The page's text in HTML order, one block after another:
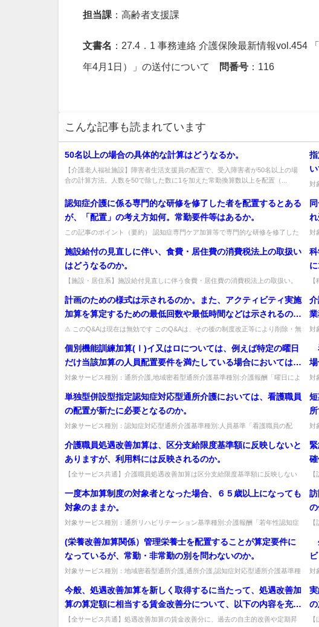
担当課 ：高齢者支援課
文書名 ：27.4．1 事務連絡 介護保険最新情報vol.454
年4月1日）」の送付について 問番号 ：116
こんな記事も読まれています
50名以上の場合の具体的な計算はどうなるか。
【介護老人福祉施設】障害者生活支援員の配置で、受入障害者が50名以上の場
合の計算方法。人数を50で除した数に1を加えた常勤換算数以上を配置（...
対
認知症介護に係る専門的な研修を修了した者を配置するとある
が、「配置」の考え方如何。常勤要件等はあるか。
この記事のポイント（要約） 認知症専門ケア加算等で専門的な研修を修了した
対
施設給付の見直しに伴い、食費・居住費の消費税法上の取扱い
はどうなるのか。
【施設・居住系】施設給付見直しに伴う食費・居住費の消費税法上の取扱い。
計画のための様式は示されるのか。また、アクティビティ実施
加算を算定するための最低回数や最低時間などは示されるの
か。
⚠ このQ&Aは現在は無効です このQ&Aは、その後の制度改正等により削除・無
業
対
個別機能訓練加算(Ⅰ)イ又はロについては、例えば特定の曜日
だけ当該加算の人員配置要件を満たしている場合においては、
その曜日において理学療法士等から直接訓練の提供を受けた利
用者のみが当該加算の算定対象となることとしているが、曜日
によって個別機能訓練加算(Ⅰ)イとロのいずれを算定するかが
異なる事業所にあっては、「指定居宅サービスに要する費用の
額の算定に関する基準、指定居宅介護支援に要する費用の額の
算定に関する基準、指定施設サービス等に要する費用の額の算
定に関する基準、指定介護予防サービスに要する費用の額の算
定に関する基準、指定介護予防支援に要する費用の額の算定に
関する基準、指定地域密着型サービスに要する費用の額の算定
に関する基準及び指定地域密着型介護予防サービスに要する費
月８日老企第41号）に定める「介護給付費算定に係る体制等状
況一覧表（居宅サービス・施設サービス・居宅介護支援）」等
はどのように記載させればよいか。
対象サービス種別：通所介護,地域密着型通所介護基準種別:介護報酬「曜日によ
対
単独型併設型指定認知症対応型通所介護においては、看護職員
の配置が新たに必要となるのか。
対象サービス種別：認知症対応型通所介護基準種別:人員基準「看護職員の配
対
介護職員処遇改善加算は、区分支給限度基準額に反映しないと
ありますが、利用料には反映されるのか。
【全サービス共通】介護職員処遇改善加算は区分支給限度基準額に反映しない
一度本加算制度の対象者となった場合、６５歳以上になっても
対象のままか。
対象サービス種別：通所リハビリテーション基準種別:介護報酬「若年性認知症
(栄養改善加算関係）管理栄養士を配置することが算定要件に
なっているが、常勤・非常勤の別を問わないのか。
対象サービス種別：地域密着型通所介護,通所介護,認知症対応型通所介護基準種
対
今般、処遇改善加算を新しく取得するに当たって、処遇改善加
算の算定額に相当する賃金改善分について、以下の内容を充て
ることを労使で合意した場合、算定要件にある当該賃金改善分
【全サービス共通】処遇改善加算の賃金改善分に、過去の自主的改善や定期昇